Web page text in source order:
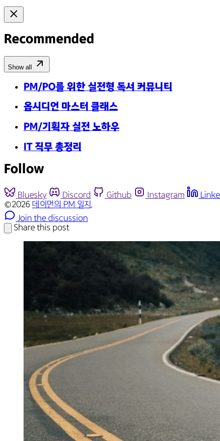
Recommended
Show all
PM/PO를 위한 실전형 독서 커뮤니티
옵시디언 마스터 클래스
PM/기획자 실전 노하우
IT 직무 총정리
Follow
Bluesky Discord Github Instagram
©2026 데이먼의 PM 일지
Join the discussion
Share this post